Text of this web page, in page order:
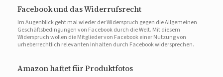
Facebook und das Widerrufsrecht
Im Augenblick geht mal wieder der Widerspruch gegen die Allgemeinen
Geschäftsbedingungen von Facebook durch die Welt. Mit diesem
Widerspruch wollen die Mitglieder von Facebook einer Nutzung von
urheberrechtlich relevanten Inhalten durch Facebook widersprechen.
Amazon haftet für Produktfotos